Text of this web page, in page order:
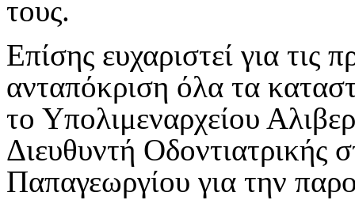
τους.
Επίσης ευχαριστεί για τις
ανταπόκριση όλα τα
το Υπολιμεναρχείου
Διευθυντή
Παπαγεωργίου για την